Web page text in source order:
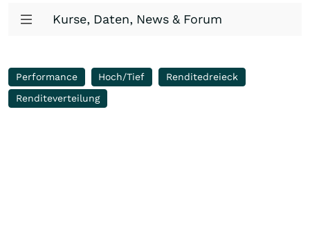
Kurse, Daten, News & Forum
Performance Hoch/Tief
Renditedreieck
Renditeverteilung